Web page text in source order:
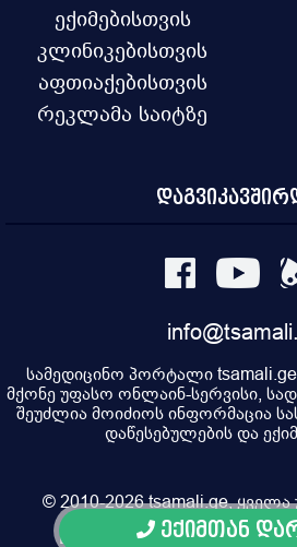
ექიმთან
ექიმებისთვის
კლინიკებისთვის
აფთიაქებისთვის
რეკლამა საიტზე
სამედიცინო პორტალი tsamali.ge
მქონე უფასო ონლაინ-სერვისი,
შეუძლია მოიძიოს ინფორმაცია
დაწესებულების და
© 2010-2026 tsamali.ge,
Developed by Pulsar Digital,